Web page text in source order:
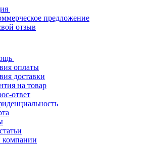
предложение
отзыв
оплаты
доставки
на товар
ответ
компании